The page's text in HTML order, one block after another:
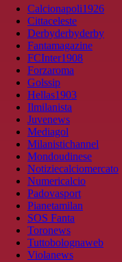
Calcionapoli1926
Cittaceleste
Derbyderbyderby
Fantamagazine
FCInter1908
Forzaroma
Golssip
Hellas1903
Ilmilanista
Juvenews
Mediagol
Milanistichannel
Mondoudinese
Notiziecalciomercato
Numericalcio
Padovasport
Pianetamilan
SOS Fanta
Toronews
Tuttobolognaweb
Violanews